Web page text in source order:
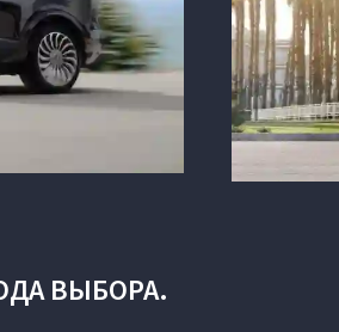
ВЫБОРА.